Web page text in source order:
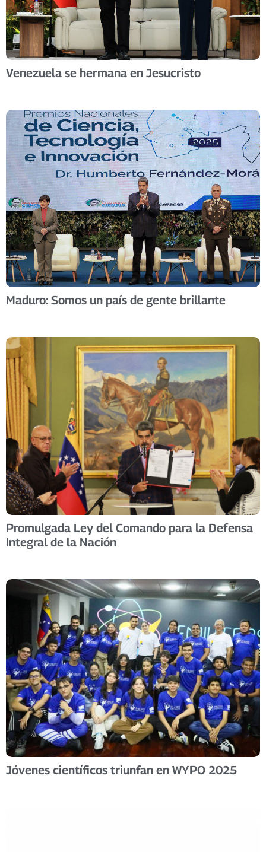
Venezuela se hermana en Jesucristo
Maduro: Somos un país de gente brillante
Promulgada Ley del Comando para la Defensa
Integral de la Nación
Jóvenes científicos triunfan en WYPO 2025